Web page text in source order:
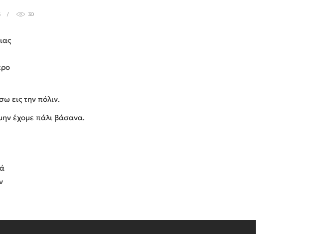
30
εις την πόλιν.
έχομε πάλι βάσανα.